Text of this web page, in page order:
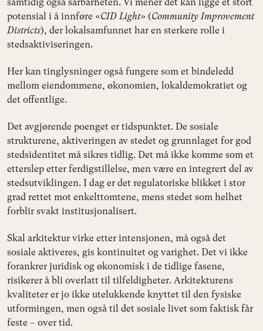
potensial i å innføre «CID Light» (Community Improvement
Districts), der lokalsamfunnet har en sterkere rolle i
stedsaktiviseringen.
Her kan tinglysninger også fungere som et bindeledd
mellom eiendommene, økonomien, lokaldemokratiet og
det offentlige.
Det avgjørende poenget er tidspunktet. De sosiale
strukturene, aktiveringen av stedet og grunnlaget for god
stedsidentitet må sikres tidlig. Det må ikke komme som et
etterslep etter ferdigstillelse, men være en integrert del av
stedsutviklingen. I dag er det regulatoriske blikket i stor
grad rettet mot enkelttomtene, mens stedet som helhet
forblir svakt institusjonalisert.
Skal arkitektur virke etter intensjonen, må også det
sosiale aktiveres, gis kontinuitet og varighet. Det vi ikke
forankrer juridisk og økonomisk i de tidlige fasene,
risikerer å bli overlatt til tilfeldigheter. Arkitekturens
kvaliteter er jo ikke utelukkende knyttet til den fysiske
utformingen, men også til det sosiale livet som faktisk får
feste – over tid.